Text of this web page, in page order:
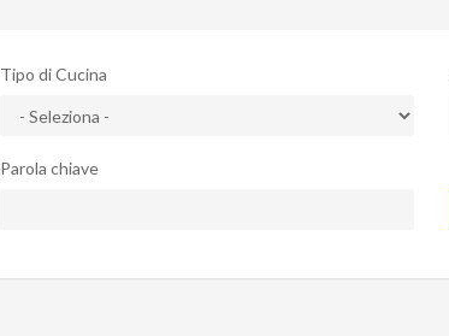
Tipo di Cucina
Parola chiave